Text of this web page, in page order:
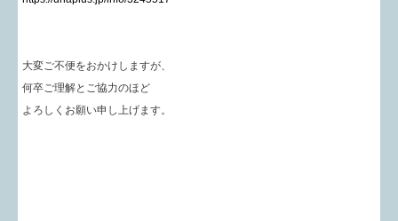
大変ご不便をおかけしますが、
何卒ご理解とご協力のほど
よろしくお願い申し上げます。